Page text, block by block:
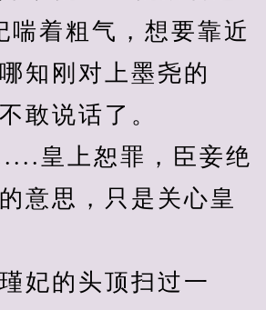
喘着粗气，想要靠近
知刚对上墨尧的
敢说话了。
皇上恕罪，臣妾绝
意思，只是关心皇
的头顶扫过一